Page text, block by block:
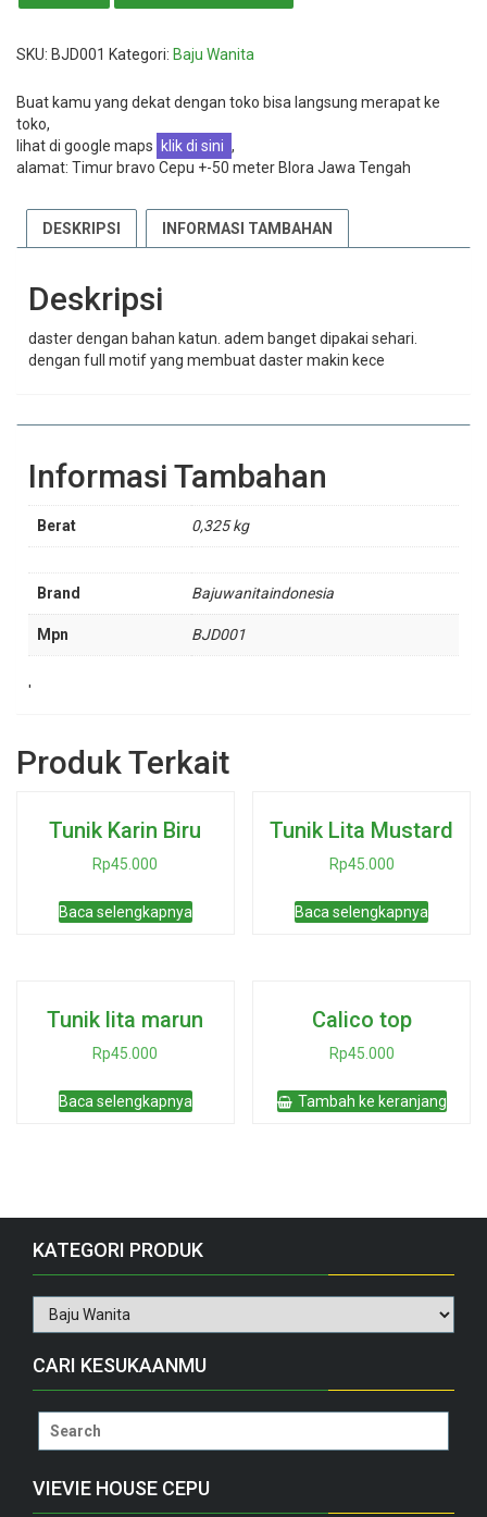
SKU: BJD001 Kategori: Baju Wanita
Buat kamu yang dekat dengan toko bisa langsung merapat ke
toko,
lihat di google maps
klik di sini ,
alamat: Timur bravo Cepu +-50 meter Blora Jawa Tengah
DESKRIPSI INFORMASI TAMBAHAN
Deskripsi
daster dengan bahan katun. adem banget dipakai sehari.
dengan full motif yang membuat daster makin kece
Informasi Tambahan
Berat 0,325 kg
Brand Bajuwanitaindonesia
Mpn BJD001
'
Produk Terkait
Tunik Karin Biru
Rp45.000
Baca selengkapnya
Tunik Lita Mustard
Rp45.000
Baca selengkapnya
Tunik lita marun
Rp45.000
Baca selengkapnya
Calico top
Rp45.000
Tambah ke keranjang
KATEGORI PRODUK
CARI KESUKAANMU
Search
VIEVIE HOUSE CEPU